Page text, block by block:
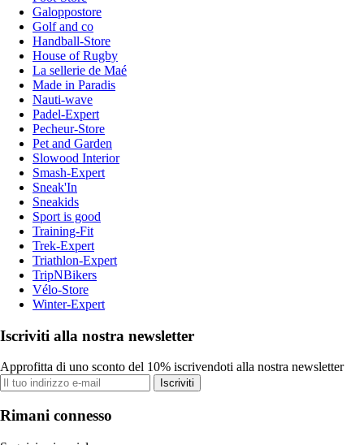
Galoppostore
Golf and co
Handball-Store
House of Rugby
La sellerie de Maé
Made in Paradis
Nauti-wave
Padel-Expert
Pecheur-Store
Pet and Garden
Slowood Interior
Smash-Expert
Sneak'In
Sneakids
Sport is good
Training-Fit
Trek-Expert
Triathlon-Expert
TripNBikers
Vélo-Store
Winter-Expert
Iscriviti alla nostra newsletter
Approfitta di uno sconto del 10% iscrivendoti alla nostra newsletter
Iscriviti
Rimani connesso